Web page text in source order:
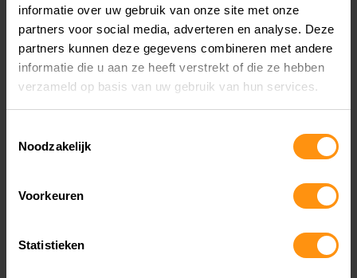
informatie over uw gebruik van onze site met onze
partners voor social media, adverteren en analyse. Deze
partners kunnen deze gegevens combineren met andere
informatie die u aan ze heeft verstrekt of die ze hebben
verzameld op basis van uw gebruik van hun services.
Noodzakelijk
Voorkeuren
Statistieken
modi. Gasrespons en koppel worden nu nog
meer verdeeld. Ideaal wanneer er bijvoorbeeld
gereden wordt op een glad of nat wegdek.